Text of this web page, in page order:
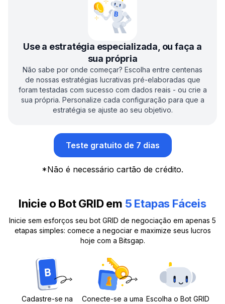
Use a estratégia especializada, ou faça a
sua própria
Não sabe por onde começar? Escolha entre centenas
de nossas estratégias lucrativas pré-elaboradas que
foram testadas com sucesso com dados reais - ou crie a
sua própria. Personalize cada configuração para que a
estratégia se ajuste ao seu objetivo.
Teste gratuito de 7 dias
*Não é necessário cartão de crédito.
Inicie o Bot GRID em 5 Etapas Fáceis
Inicie sem esforços seu bot GRID de negociação em apenas 5
etapas simples: comece a negociar e maximize seus lucros
hoje com a Bitsgap.
Cadastre-se na
Conecte-se a uma Escolha o Bot GRID